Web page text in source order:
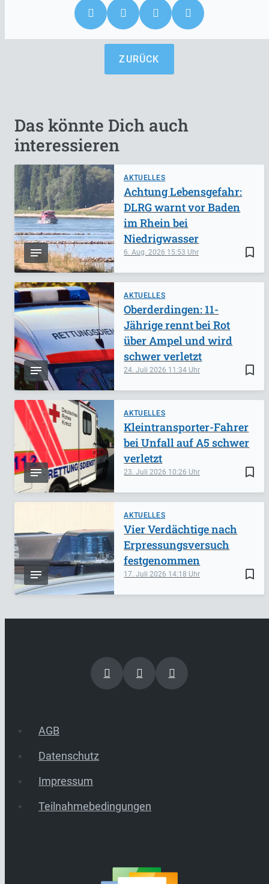
ZURÜCK
Das könnte Dich auch
interessieren
AKTUELLES
bookmark_border
6. Aug. 2026 15:53
Achtung Lebensgefahr:
DLRG warnt vor Baden
im Rhein bei
Niedrigwasser
AKTUELLES
bookmark_border
24. Juli 2026 11:34
Oberderdingen: 11-
Jährige rennt bei Rot
über Ampel und wird
schwer verletzt
AKTUELLES
bookmark_border
23. Juli 2026 10:26
Kleintransporter-Fahrer
bei Unfall auf A5 schwer
verletzt
AKTUELLES
bookmark_border
17. Juli 2026 14:18
Vier Verdächtige nach
Erpressungsversuch
festgenommen
AGB
Datenschutz
Impressum
Teilnahmebedingungen